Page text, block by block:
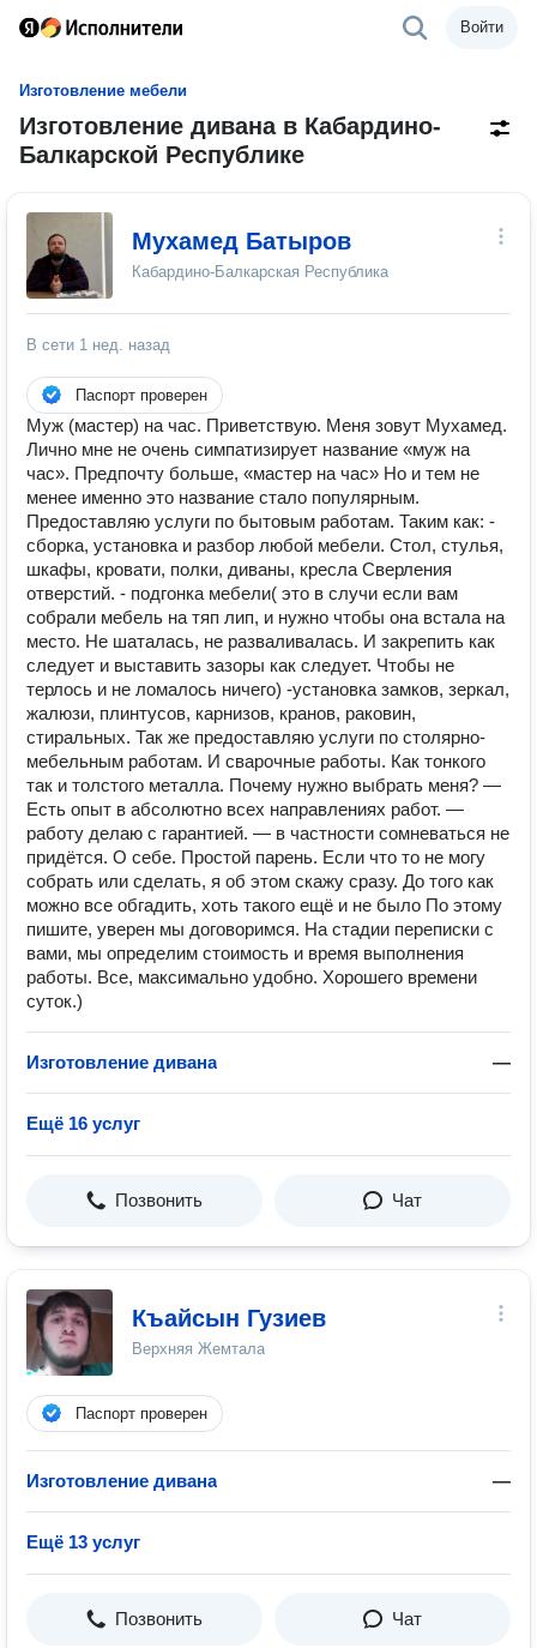
Войти
Изготовление мебели
Изготовление дивана в Кабардино-
Балкарской Республике
Мухамед Батыров
Кабардино-Балкарская Республика
В сети 1 нед. назад
Паспорт проверен
Муж (мастер) на час. Приветствую. Меня зовут Мухамед.
Лично мне не очень симпатизирует название «муж на
час». Предпочту больше, «мастер на час» Но и тем не
менее именно это название стало популярным.
Предоставляю услуги по бытовым работам. Таким как: -
сборка, установка и разбор любой мебели. Стол, стулья,
шкафы, кровати, полки, диваны, кресла Сверления
отверстий. - подгонка мебели( это в случи если вам
собрали мебель на тяп лип, и нужно чтобы она встала на
место. Не шаталась, не разваливалась. И закрепить как
следует и выставить зазоры как следует. Чтобы не
терлось и не ломалось ничего) -установка замков, зеркал,
жалюзи, плинтусов, карнизов, кранов, раковин,
стиральных. Так же предоставляю услуги по столярно-
мебельным работам. И сварочные работы. Как тонкого
так и толстого металла. Почему нужно выбрать меня? —
Есть опыт в абсолютно всех направлениях работ. —
работу делаю с гарантией. — в частности сомневаться не
придётся. О себе. Простой парень. Если что то не могу
собрать или сделать, я об этом скажу сразу. До того как
можно все обгадить, хоть такого ещё и не было По этому
пишите, уверен мы договоримся. На стадии переписки с
вами, мы определим стоимость и время выполнения
работы. Все, максимально удобно. Хорошего времени
суток.)
Изготовление дивана —
Ещё 16 услуг
Позвонить Чат
Къайсын Гузиев
Верхняя Жемтала
Паспорт проверен
Изготовление дивана —
Ещё 13 услуг
Позвонить Чат